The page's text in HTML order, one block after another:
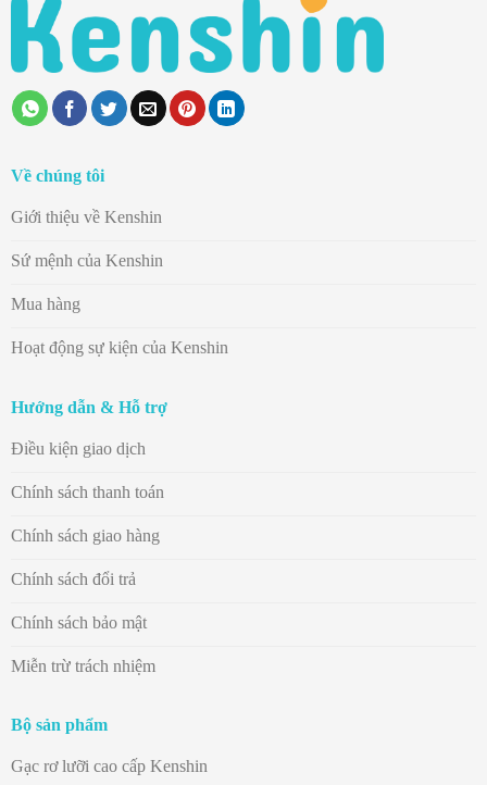
Về chúng tôi
Giới thiệu về Kenshin
Sứ mệnh của Kenshin
Mua hàng
Hoạt động sự kiện của Kenshin
Hướng dẫn & Hỗ trợ
Điều kiện giao dịch
Chính sách thanh toán
Chính sách giao hàng
Chính sách đổi trả
Chính sách bảo mật
Miễn trừ trách nhiệm
Bộ sản phẩm
Gạc rơ lưỡi cao cấp Kenshin